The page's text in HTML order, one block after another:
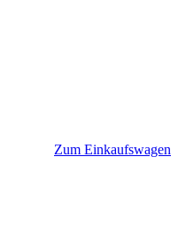
Zum Einkaufswagen